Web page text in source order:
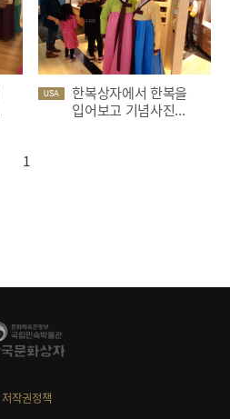
USA
한복상자에서 한복을
입어보고 기념사진...
1
저작권정책